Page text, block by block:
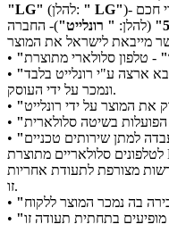
"LG"
(להלן: " LG"
(להלן: " רונלייט")- החברה
•
•
ארצה ע"י רונלייט בלבד
ונמכר על ידי העוסק.
•
•
•
למתן שירותים טכניים
לטלפונים סלולאריים מתוצרת LG ולאביזרים נלווים מאושרים, מורשת
מצורפת לתעודת אחריות
זו.
•
•